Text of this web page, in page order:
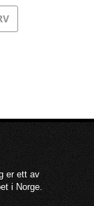
er ett av
i Norge.